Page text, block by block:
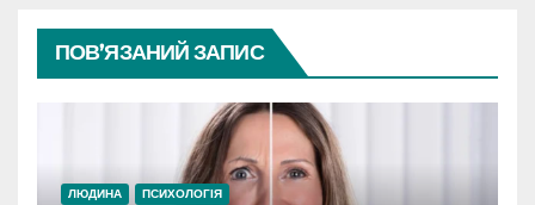
ПОВ’ЯЗАНИЙ ЗАПИС
ЛЮДИНА ПСИХОЛОГІЯ